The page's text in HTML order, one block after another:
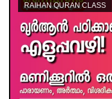
RAIHAN QURAN CLASS